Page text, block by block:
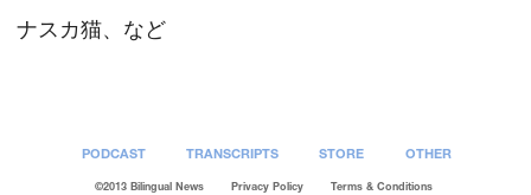
EMBED
ナスカ猫、など
PODCAST TRANSCRIPTS STORE OTHER
©2013 Bilingual News Privacy Policy Terms & Conditions